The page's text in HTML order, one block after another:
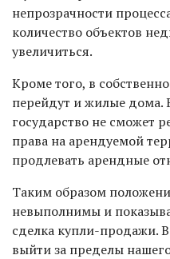
непрозрачности
количество объектов
увеличиться.
Кроме того, в
перейдут и жилые дома.
государство не сможет
права на арендуемой
продлевать арендные
Таким образом
невыполнимы и
сделка купли-продажи.
выйти за пределы